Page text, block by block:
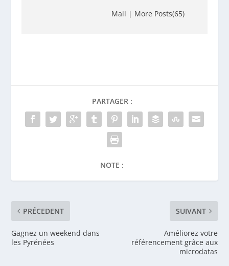
Mail | More Posts(65)
PARTAGER :
NOTE :
PRÉCEDENT
Gagnez un weekend dans
les Pyrénées
SUIVANT
Améliorez votre
référencement grâce aux
microdatas